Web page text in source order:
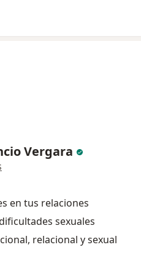
Vergara
en tus relaciones
sexuales
relacional y sexual